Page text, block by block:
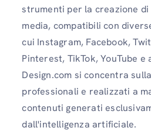
strumenti per la creazione
media, compatibili con
cui Instagram, Facebook,
Pinterest, TikTok, YouTube
Design.com si concentra
professionali e realizzati a
contenuti generati
dall'intelligenza artificiale.